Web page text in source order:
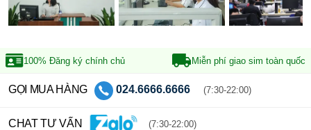
100% Đăng ký chính chủ Miễn phí giao sim toàn quốc
GỌI MUA HÀNG 024.6666.6666 (7:30-22:00)
CHAT TƯ VẤN (7:30-22:00)